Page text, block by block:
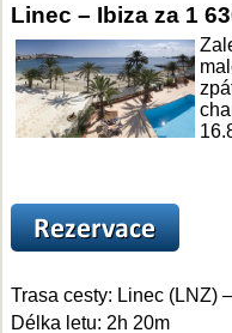
Linec – Ibiza za 1
Trasa cesty: Linec (LNZ)
Délka letu: 2h 20m